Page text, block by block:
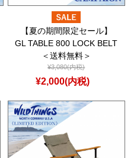
【夏の期間限定セール】
GL TABLE 800 LOCK BELT
＜送料無料＞
¥3,080(内税)
¥2,000(内税)